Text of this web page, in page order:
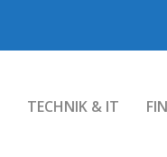
TECHNIK & IT